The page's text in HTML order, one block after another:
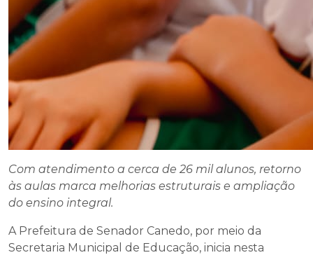
Com atendimento a cerca de 26 mil alunos, retorno
às aulas marca melhorias estruturais e ampliação
do ensino integral.
A Prefeitura de Senador Canedo, por meio da
Secretaria Municipal de Educação, inicia nesta